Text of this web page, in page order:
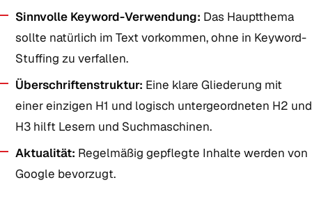
Sinnvolle Keyword-Verwendung: Das Hauptthema
sollte natürlich im Text vorkommen, ohne in Keyword-
Stuffing zu verfallen.
Überschriftenstruktur: Eine klare Gliederung mit
einer einzigen H1 und logisch untergeordneten H2 und
H3 hilft Lesern und Suchmaschinen.
Aktualität: Regelmäßig gepflegte Inhalte werden von
Google bevorzugt.